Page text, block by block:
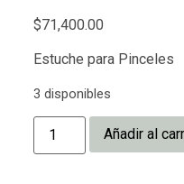
$71,400.00
Estuche para Pinceles
3 disponibles
Añadir al